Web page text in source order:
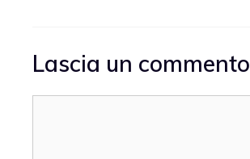
Lascia un commento